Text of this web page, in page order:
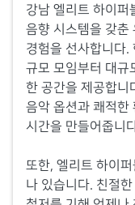
강남 엘리트 하이퍼
음향 시스템을 갖춘
경험을 선사합니다.
규모 모임부터 대규
한 공간을 제공합니
음악 옵션과 쾌적한
시간을 만들어줍니
또한, 엘리트 하이
나 있습니다. 친절